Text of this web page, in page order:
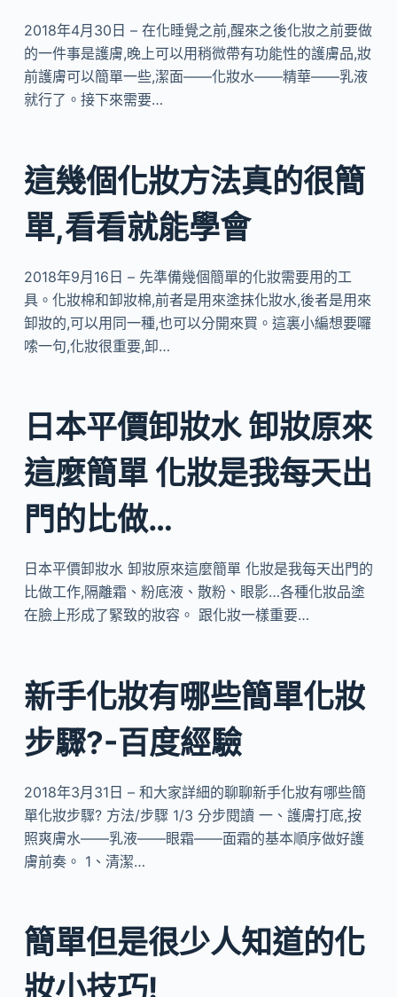
2018年4月30日 – 在化睡覺之前,醒來之後化妝之前要做
的一件事是護膚,晚上可以用稍微帶有功能性的護膚品,妝
前護膚可以簡單一些,潔面——化妝水——精華——乳液
就行了。接下來需要…
這幾個化妝方法真的很簡
單,看看就能學會
2018年9月16日 – 先準備幾個簡單的化妝需要用的工
具。化妝棉和卸妝棉,前者是用來塗抹化妝水,後者是用來
卸妝的,可以用同一種,也可以分開來買。這裏小編想要囉
嗦一句,化妝很重要,卸…
日本平價卸妝水 卸妝原來
這麼簡單 化妝是我每天出
門的比做…
日本平價卸妝水 卸妝原來這麼簡單 化妝是我每天出門的
比做工作,隔離霜、粉底液、散粉、眼影…各種化妝品塗
在臉上形成了緊致的妝容。 跟化妝一樣重要…
新手化妝有哪些簡單化妝
步驟?-百度經驗
2018年3月31日 – 和大家詳細的聊聊新手化妝有哪些簡
單化妝步驟? 方法/步驟 1/3 分步閱讀 一、護膚打底,按
照爽膚水——乳液——眼霜——面霜的基本順序做好護
膚前奏。 1、清潔…
簡單但是很少人知道的化
妝小技巧!